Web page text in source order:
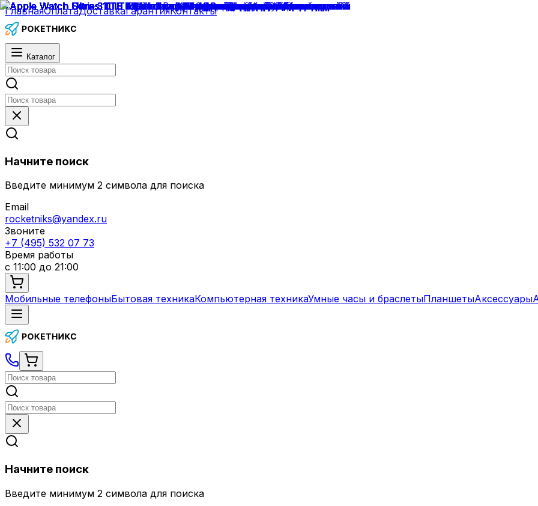
ГлавнаяОплатаДоставкаГарантияКонтакты
Каталог
Начните поиск
Введите минимум 2 символа для поиска
Email
rocketniks@yandex.ru
Звоните
+7 (495) 532 07 73
Время работы
с 11:00 до 21:00
Мобильные телефоныБытовая техникаКомпьютерная техникаУмные часы и браслетыПланшетыАксессуары
Начните поиск
Введите минимум 2 символа для поиска